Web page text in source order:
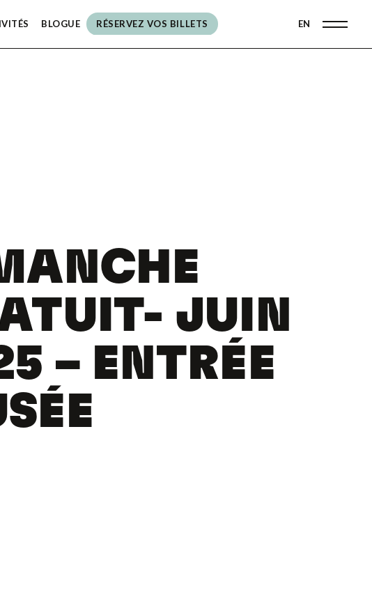
BLOGUE RÉSERVEZ VOS BILLETS
RÉSERVEZ VOS BILLETS
EN
JUIN
– ENTRÉE